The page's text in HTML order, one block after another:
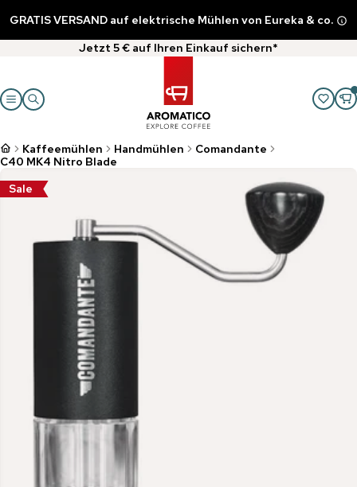
GRATIS VERSAND auf elektrische Mühlen von Eureka & co.
Jetzt 5 € auf Ihren Einkauf sichern*
Kaffeemühlen Handmühlen
Comandante
C40 MK4 Nitro Blade
Sale